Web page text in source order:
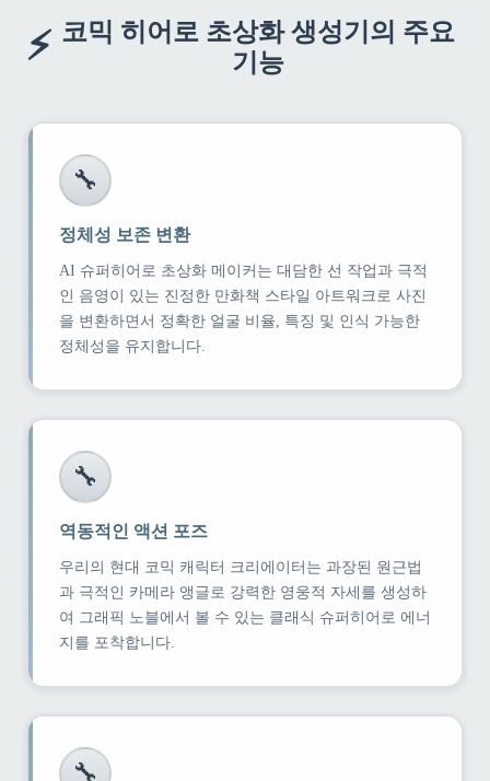
⚡ 코믹 히어로 초상화 생성기의 주요
기능
🔧
정체성 보존 변환
AI 슈퍼히어로 초상화 메이커는 대담한 선 작업과 극적
인 음영이 있는 진정한 만화책 스타일 아트워크로 사진
을 변환하면서 정확한 얼굴 비율, 특징 및 인식 가능한
정체성을 유지합니다.
🔧
역동적인 액션 포즈
우리의 현대 코믹 캐릭터 크리에이터는 과장된 원근법
과 극적인 카메라 앵글로 강력한 영웅적 자세를 생성하
여 그래픽 노블에서 볼 수 있는 클래식 슈퍼히어로 에너
지를 포착합니다.
🔧